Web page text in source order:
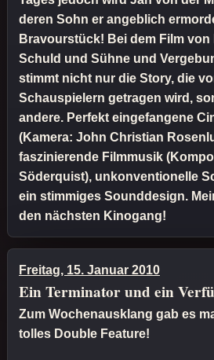
deren Sohn er angeblich
Bravourstück! Bei dem Film
Schuld und Sühne und
stimmt nicht nur die Story, die
Schauspielern getragen wird,
andere. Perfekt eingefangene
(Kamera: John Christian
faszinierende Filmmusik
Söderquist), unkonventionelle
ein stimmiges Sounddesign.
den nächsten Kinogang!
Freitag, 15. Januar 2010
Ein Terminator und ein
Zum Wochenausklang gab es
tolles Double Feature!